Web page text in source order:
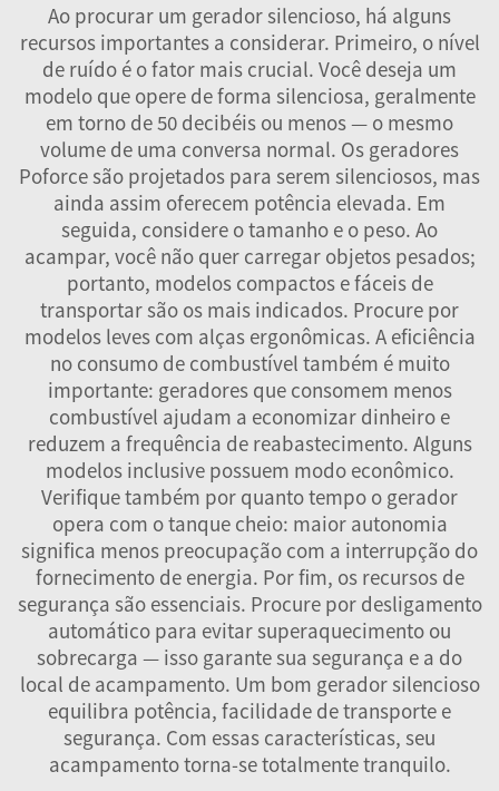
Ao procurar um gerador silencioso, há alguns
recursos importantes a considerar. Primeiro, o nível
de ruído é o fator mais crucial. Você deseja um
modelo que opere de forma silenciosa, geralmente
em torno de 50 decibéis ou menos — o mesmo
volume de uma conversa normal. Os geradores
Poforce são projetados para serem silenciosos, mas
ainda assim oferecem potência elevada. Em
seguida, considere o tamanho e o peso. Ao
acampar, você não quer carregar objetos pesados;
portanto, modelos compactos e fáceis de
transportar são os mais indicados. Procure por
modelos leves com alças ergonômicas. A eficiência
no consumo de combustível também é muito
importante: geradores que consomem menos
combustível ajudam a economizar dinheiro e
reduzem a frequência de reabastecimento. Alguns
modelos inclusive possuem modo econômico.
Verifique também por quanto tempo o gerador
opera com o tanque cheio: maior autonomia
significa menos preocupação com a interrupção do
fornecimento de energia. Por fim, os recursos de
segurança são essenciais. Procure por desligamento
automático para evitar superaquecimento ou
sobrecarga — isso garante sua segurança e a do
local de acampamento. Um bom gerador silencioso
equilibra potência, facilidade de transporte e
segurança. Com essas características, seu
acampamento torna-se totalmente tranquilo.